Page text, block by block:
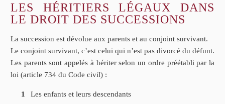
LES HÉRITIERS LÉGAUX DANS
LE DROIT DES SUCCESSIONS
La succession est dévolue aux parents et au conjoint survivant.
Le conjoint survivant, c’est celui qui n’est pas divorcé du défunt.
Les parents sont appelés à hériter selon un ordre préétabli par la
loi (article 734 du Code civil) :
Les enfants et leurs descendants